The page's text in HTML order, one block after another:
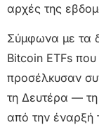
αρχές της
Σύμφωνα με τα
Bitcoin ETFs
προσέλκυσαν
τη Δευτέρα — τη
από την έναρξή